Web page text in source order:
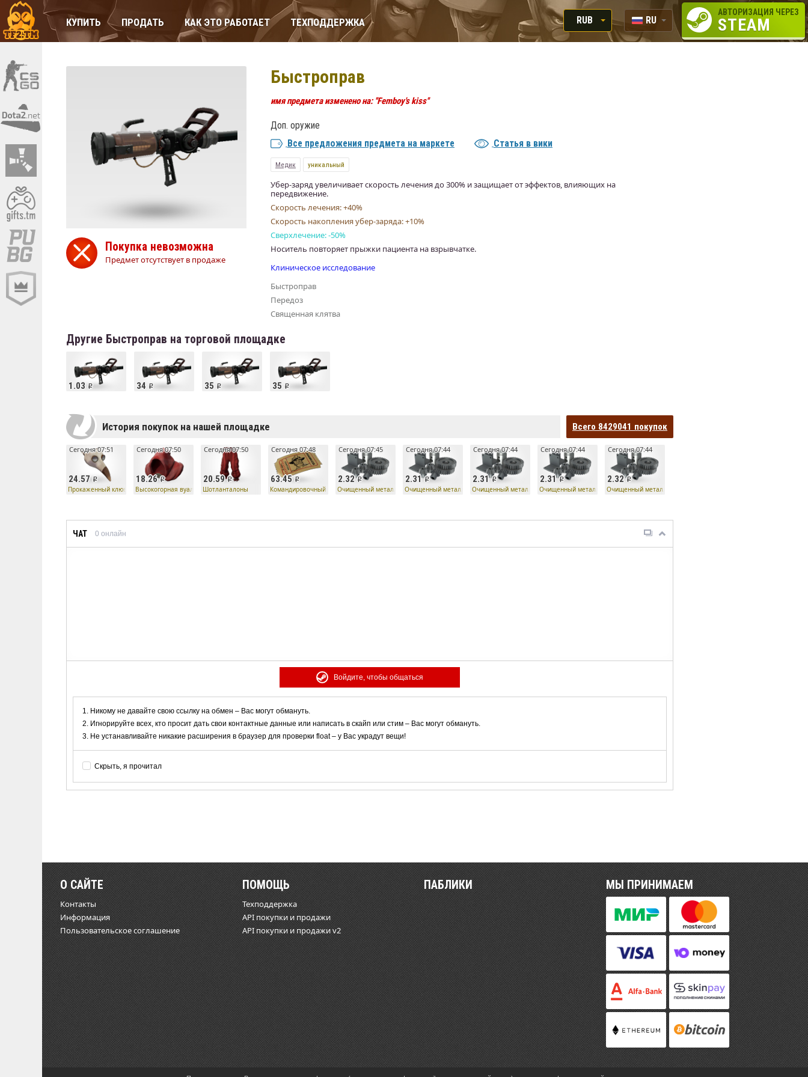
КУПИТЬ ПРОДАТЬ КАК ЭТО РАБОТАЕТ ТЕХПОДДЕРЖКА
RUB
RUB
RU
EN
АВТОРИЗАЦИЯ ЧЕРЕЗ
STEAM
Покупка невозможна
Предмет отсутствует в продаже
Быстроправ
имя предмета изменено на: ''Femboy's kiss''
Доп. оружие
Все предложения предмета на маркете
Статья в вики
Медик уникальный
Убер-заряд увеличивает скорость лечения до 300% и защищает от эффектов, влияющих на
передвижение.
Скорость лечения: +40%
Скорость накопления убер-заряда: +10%
Сверхлечение: -50%
Носитель повторяет прыжки пациента на взрывчатке.
Клиническое исследование
Быстроправ
Передоз
Священная клятва
Другие Быстроправ на торговой площадке
1.03 34 35 35
История покупок на нашей площадке Всего 8429041 покупок
24.57
Сегодня 07:51
Прокаженный клюв
18.26
Сегодня 07:50
Высокогорная вуаль
20.59
Сегодня 07:50
Шотланталоны
63.45
Сегодня 07:48
Командировочный билет
2.32
Сегодня 07:45
Очищенный металл
2.31
Сегодня 07:44
Очищенный металл
2.31
Сегодня 07:44
Очищенный металл
2.31
Сегодня 07:44
Очищенный металл
2.32
Сегодня 07:44
Очищенный металл
ЧАТ 0 онлайн
Войдите, чтобы общаться
Никому не давайте свою ссылку на обмен – Вас могут обмануть.
Игнорируйте всех, кто просит дать свои контактные данные или написать в скайп или стим – Вас могут обмануть.
Не устанавливайте никакие расширения в браузер для проверки float – у Вас украдут вещи!
Скрыть, я прочитал
О САЙТЕ
Контакты
Информация
Пользовательское соглашение
ПОМОЩЬ
Техподдержка
API покупки и продажи
API покупки и продажи v2
ПАБЛИКИ МЫ ПРИНИМАЕМ